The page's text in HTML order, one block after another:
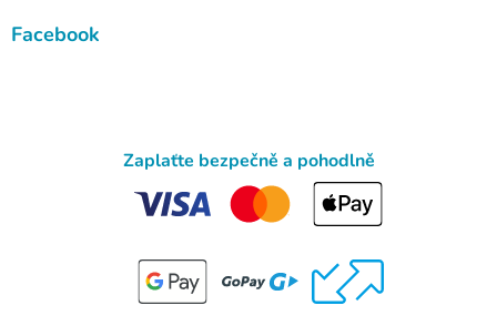
Facebook
Zaplaťte bezpečně a pohodlně